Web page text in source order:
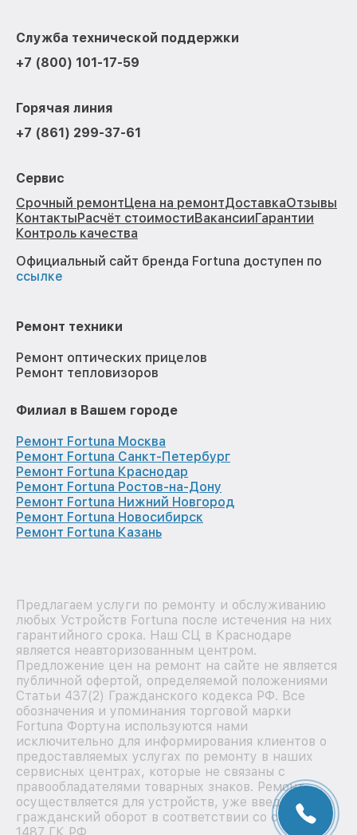
Служба технической поддержки
+7 (800) 101-17-59
Горячая линия
+7 (861) 299-37-61
Сервис
Срочный ремонтЦена на ремонтДоставкаОтзывы
КонтактыРасчёт стоимостиВакансииГарантии
Контроль качества
Официальный сайт бренда Fortuna доступен по
ссылке
Ремонт техники
Ремонт оптических прицелов
Ремонт тепловизоров
Филиал в Вашем городе
Ремонт Fortuna Москва
Ремонт Fortuna Санкт-Петербург
Ремонт Fortuna Краснодар
Ремонт Fortuna Ростов-на-Дону
Ремонт Fortuna Нижний Новгород
Ремонт Fortuna Новосибирск
Ремонт Fortuna Казань
Предлагаем услуги по ремонту и обслуживанию
любых Устройств Fortuna после истечения на них
гарантийного срока. Наш СЦ в Краснодаре
является неавторизованным центром.
Предложение цен на ремонт на сайте не является
публичной офертой, определяемой положениями
Статьи 437(2) Гражданского кодекса РФ. Все
обозначения и упоминания торговой марки
Fortuna Фортуна используются нами
исключительно для информирования клиентов о
предоставляемых услугах по ремонту в наших
сервисных центрах, которые не связаны с
правообладателями товарных знаков. Ремонт
осуществляется для устройств, уже введенных в
гражданский оборот в соответствии со статьей